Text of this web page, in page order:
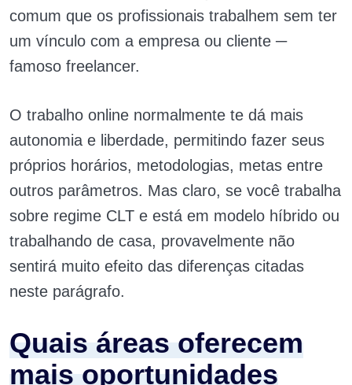
comum que os profissionais trabalhem sem ter
um vínculo com a empresa ou cliente ─
famoso freelancer.
O trabalho online normalmente te dá mais
autonomia e liberdade, permitindo fazer seus
próprios horários, metodologias, metas entre
outros parâmetros. Mas claro, se você trabalha
sobre regime CLT e está em modelo híbrido ou
trabalhando de casa, provavelmente não
sentirá muito efeito das diferenças citadas
neste parágrafo.
Quais áreas oferecem
mais oportunidades